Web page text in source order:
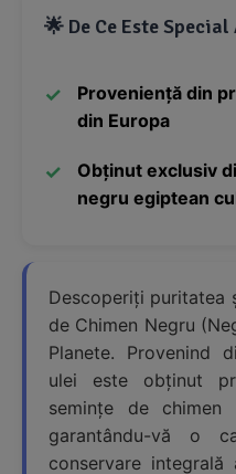
🌟 De Ce Este
Proveniență din
din Europa
Obținut exclusiv
negru egiptean
Descoperiți puritatea
de Chimen Negru
Planete. Provenind
ulei este obținut
semințe de chimen
garantându-vă o
conservare